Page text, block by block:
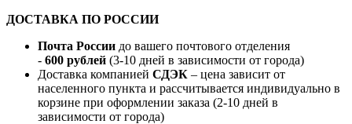
ДОСТАВКА ПО РОССИИ
Почта России до вашего почтового отделения
- 600 рублей (3-10 дней в зависимости от города)
Доставка компанией СДЭК – цена зависит от
населенного пункта и рассчитывается индивидуально в
корзине при оформлении заказа (2-10 дней в
зависимости от города)